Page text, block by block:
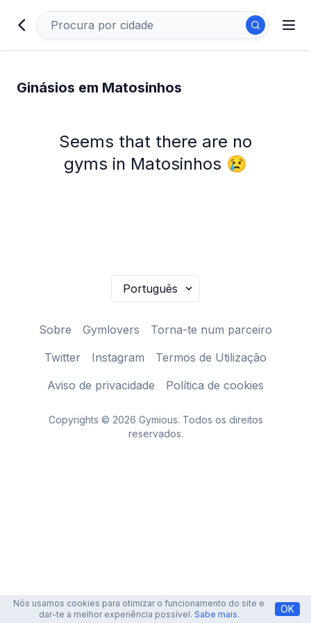
Ginásios em Matosinhos
Seems that there are no
gyms in Matosinhos 😢
Sobre Gymlovers
Torna-te num parceiro
Twitter
Instagram
Termos de Utilização
Aviso de privacidade
Política de cookies
Copyrights © 2026 Gymious. Todos os direitos
reservados.
Nós usamos cookies para otimizar o funcionamento do site e
dar-te a melhor experiência possível. Sabe mais. OK